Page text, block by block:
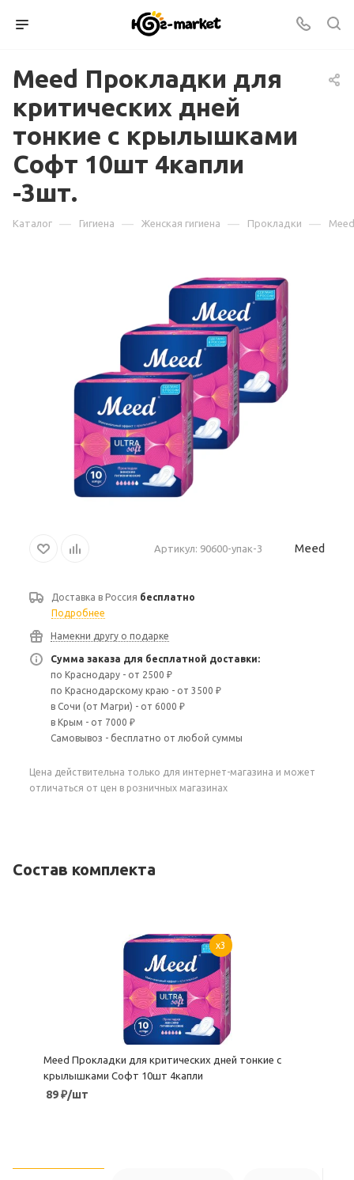
Meed Прокладки для
критических дней
тонкие с крылышками
Софт 10шт 4капли
-3шт.
Каталог — Гигиена — Женская гигиена — Прокладки —
Артикул: 90600-упак-3 Meed
Доставка в Россия бесплатно
Подробнее
Намекни другу о подарке
Сумма заказа для бесплатной доставки:
по Краснодару - от 2500 ₽
по Краснодарскому краю - от 3500 ₽
в Сочи (от Магри) - от 6000 ₽
в Крым - от 7000 ₽
Самовывоз - бесплатно от любой суммы
Цена действительна только для интернет-магазина и может
отличаться от цен в розничных магазинах
Состав комплекта
x3
Meed Прокладки для критических дней тонкие с
крылышками Софт 10шт 4капли
89₽/шт